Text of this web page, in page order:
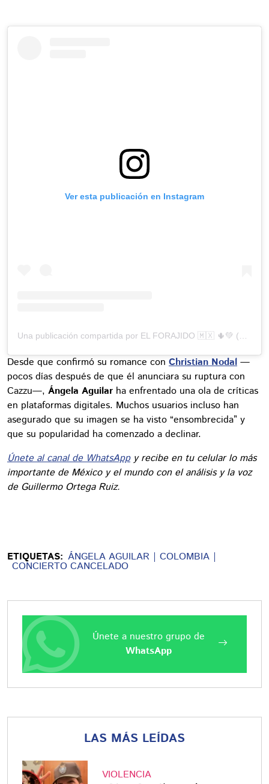
Ver esta publicación en Instagram
Desde que confirmó su romance con Christian Nodal —
pocos días después de que él anunciara su ruptura con
Cazzu—, Ángela Aguilar ha enfrentado una ola de críticas
en plataformas digitales. Muchos usuarios incluso han
asegurado que su imagen se ha visto “ensombrecida” y
que su popularidad ha comenzado a declinar.
Únete al canal de WhatsAppy recibe en tu celular lo más
importante de México y el mundo con el análisis y la voz
de Guillermo Ortega Ruiz.
ETIQUETAS: ÁNGELA AGUILAR COLOMBIA
CONCIERTO CANCELADO
Únete a nuestro grupo de
WhatsApp
LAS MÁS LEÍDAS
VIOLENCIA